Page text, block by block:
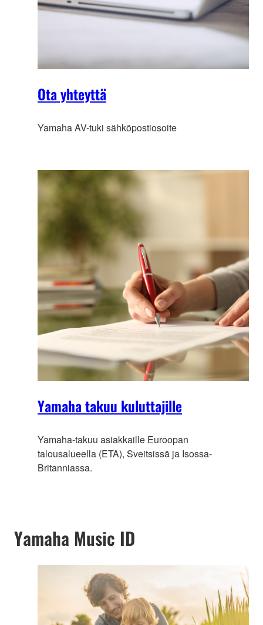
Ota yhteyttä
Yamaha AV-tuki sähköpostiosoite
Yamaha takuu kuluttajille
Yamaha-takuu asiakkaille Euroopan
talousalueella (ETA), Sveitsissä ja Isossa-
Britanniassa.
Yamaha Music ID